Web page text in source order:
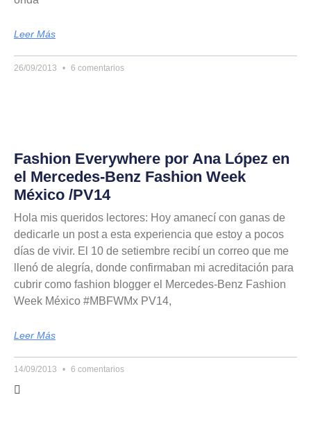
Leer Más
26/09/2013 6 comentarios
Fashion Everywhere por Ana López en
el Mercedes-Benz Fashion Week
México /PV14
Hola mis queridos lectores: Hoy amanecí con ganas de
dedicarle un post a esta experiencia que estoy a pocos
días de vivir. El 10 de setiembre recibí un correo que me
llenó de alegría, donde confirmaban mi acreditación para
cubrir como fashion blogger el Mercedes-Benz Fashion
Week México #MBFWMx PV14,
Leer Más
14/09/2013 6 comentarios